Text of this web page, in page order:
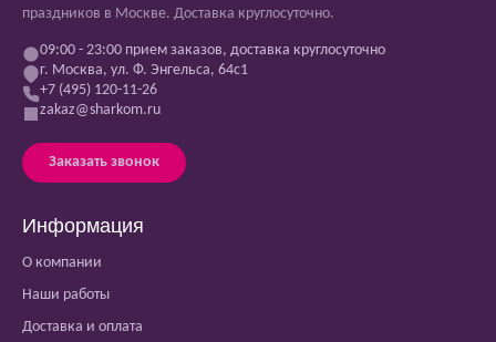
праздников в Москве. Доставка круглосуточно.
09:00 - 23:00 прием заказов, доставка круглосуточно
г. Москва, ул. Ф. Энгельса, 64с1
+7 (495) 120-11-26
zakaz@sharkom.ru
Заказать звонок
Информация
О компании
Наши работы
Доставка и оплата